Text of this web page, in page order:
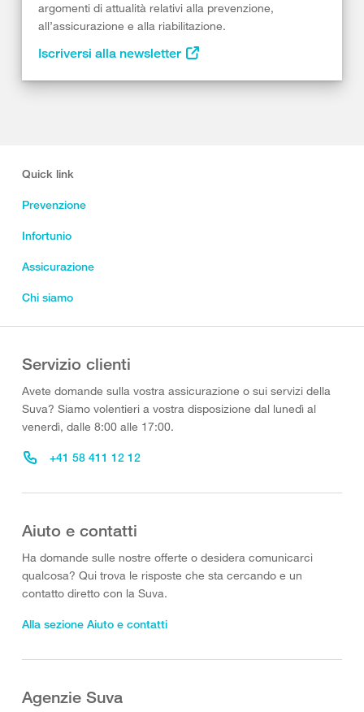
argomenti di attualità relativi alla prevenzione,
all’assicurazione e alla riabilitazione.
Iscriversi alla newsletter
Quick link
Prevenzione
Infortunio
Assicurazione
Chi siamo
Servizio clienti
Avete domande sulla vostra assicurazione o sui servizi della
Suva? Siamo volentieri a vostra disposizione dal lunedì al
venerdì, dalle 8:00 alle 17:00.
+41 58 411 12 12
Aiuto e contatti
Ha domande sulle nostre offerte o desidera comunicarci
qualcosa? Qui trova le risposte che sta cercando e un
contatto diretto con la Suva.
Alla sezione Aiuto e contatti
Agenzie Suva